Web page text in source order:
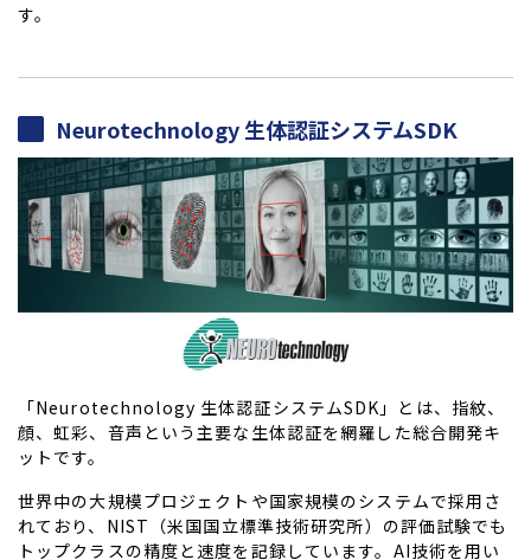
す。
Neurotechnology 生体認証システムSDK
「Neurotechnology 生体認証システムSDK」とは、指紋、
顔、虹彩、音声という主要な生体認証を網羅した総合開発キ
ットです。
世界中の大規模プロジェクトや国家規模のシステムで採用さ
れており、NIST（米国国立標準技術研究所）の評価試験でも
トップクラスの精度と速度を記録しています。AI技術を用い